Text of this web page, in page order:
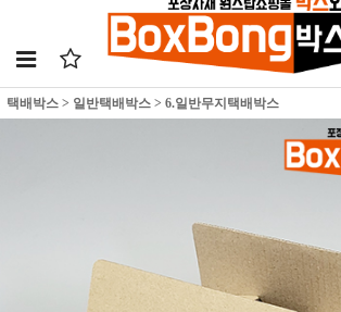
택배박스 > 일반택배박스 > 6.일반무지택배박스